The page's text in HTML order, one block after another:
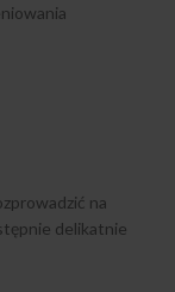
na
delikatnie